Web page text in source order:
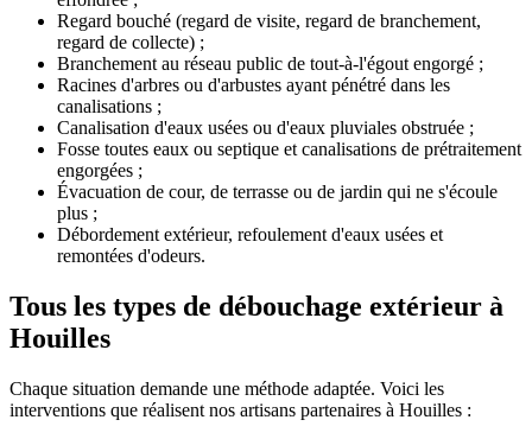
Regard bouché (regard de visite, regard de branchement,
regard de collecte) ;
Branchement au réseau public de tout-à-l'égout engorgé ;
Racines d'arbres ou d'arbustes ayant pénétré dans les
canalisations ;
Canalisation d'eaux usées ou d'eaux pluviales obstruée ;
Fosse toutes eaux ou septique et canalisations de prétraitement
engorgées ;
Évacuation de cour, de terrasse ou de jardin qui ne s'écoule
plus ;
Débordement extérieur, refoulement d'eaux usées et
remontées d'odeurs.
Tous les types de débouchage extérieur à
Houilles
Chaque situation demande une méthode adaptée. Voici les
interventions que réalisent nos artisans partenaires à Houilles :